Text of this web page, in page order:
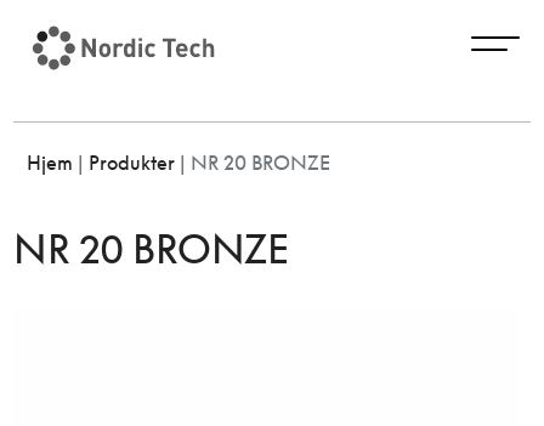
Hjem | Produkter| NR 20 BRONZE
NR 20 BRONZE